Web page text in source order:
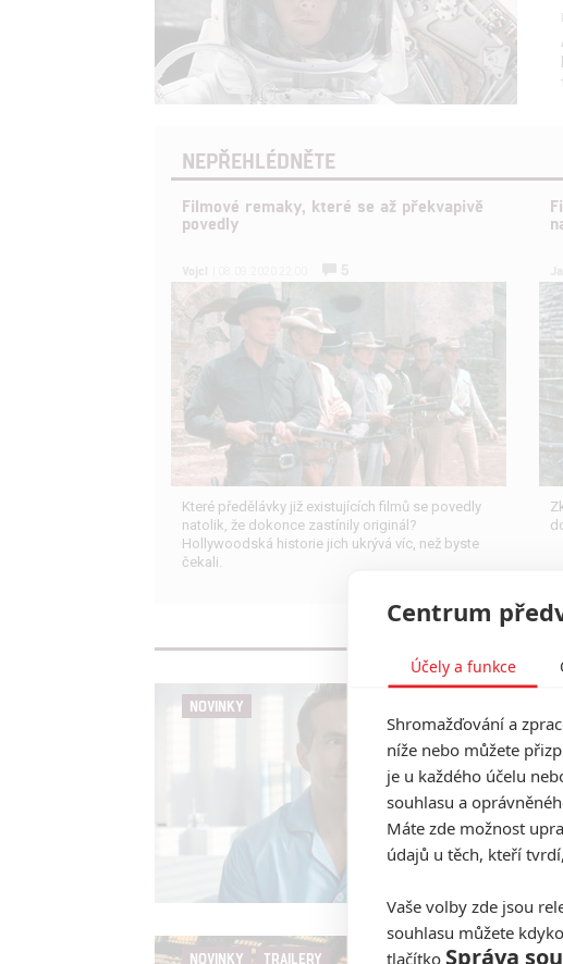
NEPŘEHLÉDNĚTE
Filmové remaky, které se až překvapivě
povedly
Které předělávky již existujících filmů se povedly
natolik, že dokonce zastínily originál?
Hollywoodská historie jich ukrývá víc, než byste
čekali.
NOVINKY
NOVINKY TRAILERY
Centrum
Účely a funkce
Shromažďování a
níže nebo můžete
je u každého účelu
souhlasu a
Máte zde možnost
údajů u těch, kteří
Vaše volby zde jsou
souhlasu můžete
tlačítko Správa